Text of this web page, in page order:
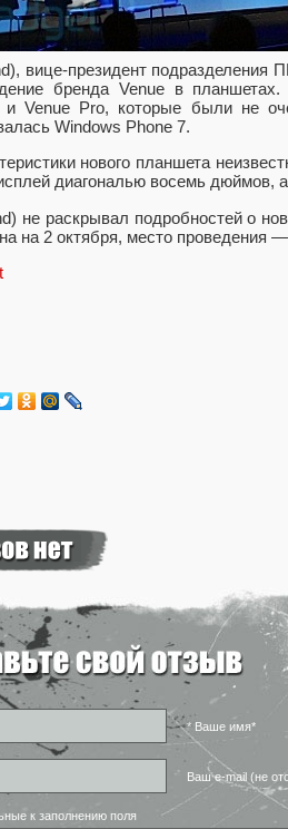
вице-президент подразделения
бренда Venue в
Venue Pro, которые были не
Windows Phone 7.
нового планшета
диагональю восемь дюймов,
не раскрывал подробностей о
на 2 октября, место проведения
* Ваше имя*
Ваш e-mail (не
к заполнению поля